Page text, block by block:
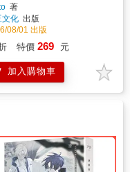
著
文化 出版
08/01 出版
特價 269 元
加入購物車